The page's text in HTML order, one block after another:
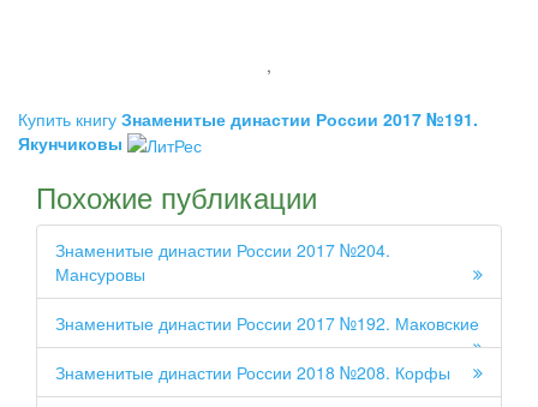
,
Купить книгу Знаменитые династии России 2017 №191.
Якунчиковы
Похожие публикации
Знаменитые династии России 2017 №204.
Мансуровы
Знаменитые династии России 2017 №192. Маковские
Знаменитые династии России 2018 №208. Корфы